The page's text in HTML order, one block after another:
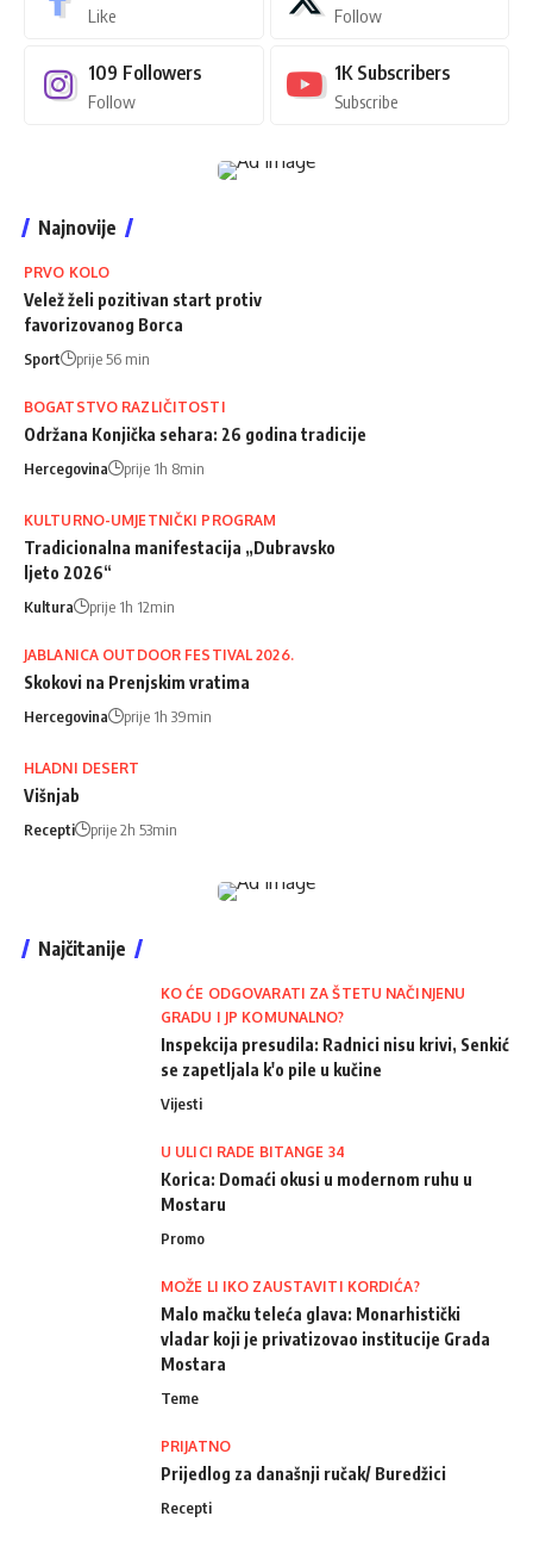
Like Follow
109 Followers
Follow
1K Subscribers
Subscribe
Najnovije
PRVO KOLO
Velež želi pozitivan start protiv
favorizovanog Borca
Sport prije 56 min
BOGATSTVO RAZLIČITOSTI
Održana Konjička sehara: 26 godina tradicije
Hercegovina prije 1h 8min
KULTURNO-UMJETNIČKI PROGRAM
Tradicionalna manifestacija „Dubravsko
ljeto 2026“
Kultura prije 1h 12min
JABLANICA OUTDOOR FESTIVAL 2026.
Skokovi na Prenjskim vratima
Hercegovina prije 1h 39min
HLADNI DESERT
Višnjab
Recepti prije 2h 53min
Najčitanije
KO ĆE ODGOVARATI ZA ŠTETU NAČINJENU
GRADU I JP KOMUNALNO?
Inspekcija presudila: Radnici nisu krivi, Senkić
se zapetljala k'o pile u kučine
Vijesti
U ULICI RADE BITANGE 34
Korica: Domaći okusi u modernom ruhu u
Mostaru
Promo
MOŽE LI IKO ZAUSTAVITI KORDIĆA?
Malo mačku teleća glava: Monarhistički
vladar koji je privatizovao institucije Grada
Mostara
Teme
PRIJATNO
Prijedlog za današnji ručak/ Buredžici
Recepti